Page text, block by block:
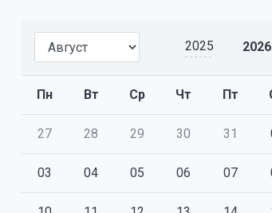
2025 2026
Пн Вт Ср Чт Пт
27 28 29 30 31
03 04 05 06 07